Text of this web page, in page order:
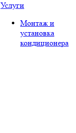
Услуги
Монтаж и
установка
кондиционера